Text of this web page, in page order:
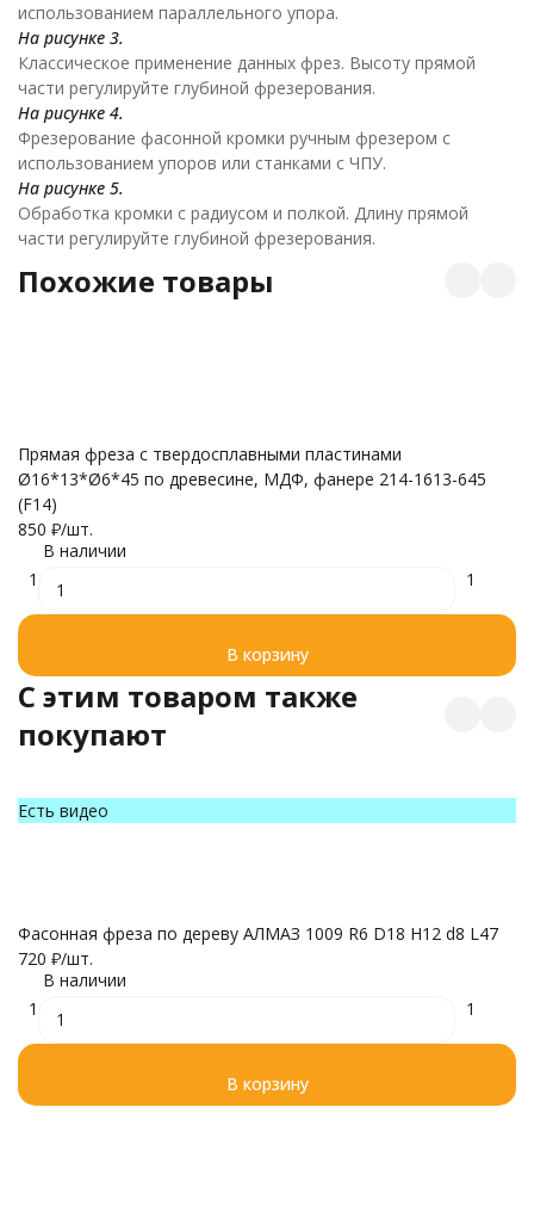
использованием параллельного упора.
На рисунке 3.
Классическое применение данных фрез. Высоту прямой
части регулируйте глубиной фрезерования.
На рисунке 4.
Фрезерование фасонной кромки ручным фрезером с
использованием упоров или станками с ЧПУ.
На рисунке 5.
Обработка кромки с радиусом и полкой. Длину прямой
части регулируйте глубиной фрезерования.
Похожие товары
Прямая фреза с твердосплавными пластинами
Ø16*13*Ø6*45 по древесине, МДФ, фанере 214-1613-645
(F14)
850 ₽/шт.
В наличии
1
1
В корзину
C этим товаром также
покупают
Есть видео
Фасонная фреза по дереву АЛМАЗ 1009 R6 D18 H12 d8 L47
720 ₽/шт.
В наличии
1
1
В корзину